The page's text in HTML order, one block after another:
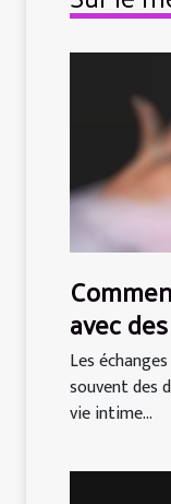
avec
intimes ?
Les
souvent des
vie intime...